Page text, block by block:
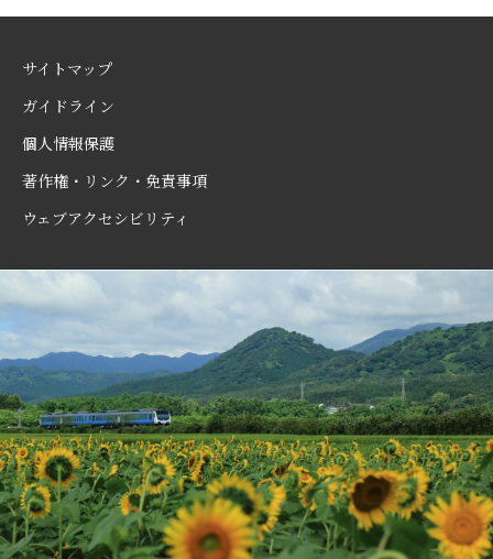
サイトマップ
ガイドライン
個人情報保護
著作権・リンク・免責事項
ウェブアクセシビリティ